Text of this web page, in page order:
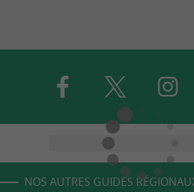
NOS AUTRES GUIDES